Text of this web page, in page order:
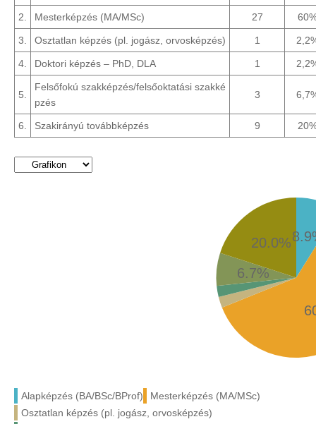
2. Mesterképzés (MA/MSc) 27
3. Osztatlan képzés (pl. jogász, orvosképzés) 1
4. Doktori képzés – PhD, DLA 1
5.
Felsőfokú szakképzés/felsőoktatási szakké
pzés
3
6. Szakirányú továbbképzés 9
6.7%
20.0%
Alapképzés (BA/BSc/BProf)
Mesterképzés (MA/MSc)
Osztatlan képzés (pl. jogász, orvosképzés)